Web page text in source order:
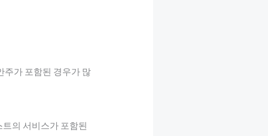
주가 포함된 경우가 많
의 서비스가 포함된